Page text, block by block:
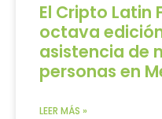
El Cripto Latin
octava
asistencia de
personas en
LEER MÁS »